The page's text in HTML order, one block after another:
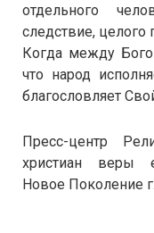
отдельного
следствие, целого
Когда между
что народ
благословляет
Пресс-центр
христиан веры
Новое Поколение